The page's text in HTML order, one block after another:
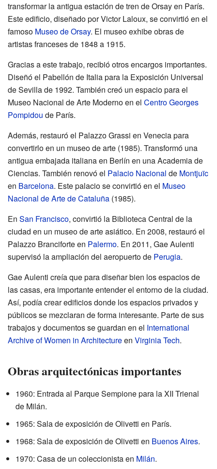
transformar la antigua estación de tren de Orsay en París.
Este edificio, diseñado por Victor Laloux, se convirtió en el
famoso Museo de Orsay. El museo exhibe obras de
artistas franceses de 1848 a 1915.
Gracias a este trabajo, recibió otros encargos importantes.
Diseñó el Pabellón de Italia para la Exposición Universal
de Sevilla de 1992. También creó un espacio para el
Museo Nacional de Arte Moderno en el Centro Georges
Pompidou de París.
Además, restauró el Palazzo Grassi en Venecia para
convertirlo en un museo de arte (1985). Transformó una
antigua embajada italiana en Berlín en una Academia de
Ciencias. También renovó el Palacio Nacional de Montjuïc
en Barcelona. Este palacio se convirtió en el Museo
Nacional de Arte de Cataluña (1985).
En San Francisco, convirtió la Biblioteca Central de la
ciudad en un museo de arte asiático. En 2008, restauró el
Palazzo Branciforte en Palermo. En 2011, Gae Aulenti
supervisó la ampliación del aeropuerto de Perugia.
Gae Aulenti creía que para diseñar bien los espacios de
las casas, era importante entender el entorno de la ciudad.
Así, podía crear edificios donde los espacios privados y
públicos se mezclaran de forma interesante. Parte de sus
trabajos y documentos se guardan en el International
Archive of Women in Architectureen Virginia Tech.
Obras arquitectónicas importantes
1960: Entrada al Parque Sempione para la XII Trienal
de Milán.
1965: Sala de exposición de Olivetti en París.
1968: Sala de exposición de Olivetti en Buenos Aires.
1970: Casa de un coleccionista en Milán.